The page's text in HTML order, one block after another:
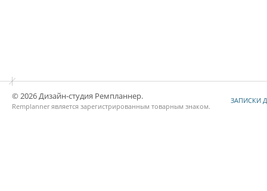
ЗАПИСКИ
© 2026 Дизайн-студия Ремпланнер.
Remplanner является зарегистрированным товарным знаком.